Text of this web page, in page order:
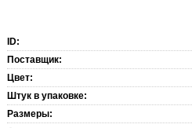
ID:
Поставщик:
Цвет:
Штук в упаковке:
Размеры: